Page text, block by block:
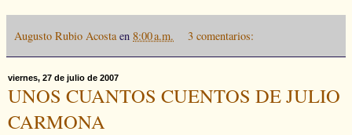
Augusto Rubio Acosta en 8:00 a.m. 3 comentarios:
viernes, 27 de julio de 2007
UNOS CUANTOS CUENTOS DE JULIO
CARMONA